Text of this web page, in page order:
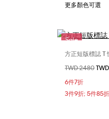
更多顏色可選
Sale
方正短版標誌 T
價格扣減從
TWD 2480至
6件7折
3件9折; 5件85折